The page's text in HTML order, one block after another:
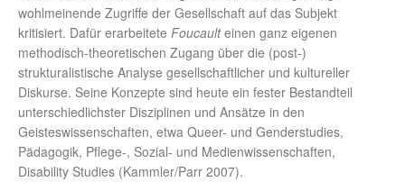
wohlmeinende Zugriffe der Gesellschaft auf das Subjekt
kritisiert. Dafür erarbeitete Foucaulteinen ganz eigenen
methodisch-theoretischen Zugang über die (post-)
strukturalistische Analyse gesellschaftlicher und kultureller
Diskurse. Seine Konzepte sind heute ein fester Bestandteil
unterschiedlichster Disziplinen und Ansätze in den
Geisteswissenschaften, etwa Queer- und Genderstudies,
Pädagogik, Pflege-, Sozial- und Medienwissenschaften,
Disability Studies (Kammler/Parr 2007).